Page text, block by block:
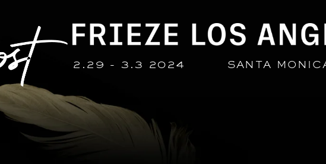
2.29 - 3.3 2024 SANTA